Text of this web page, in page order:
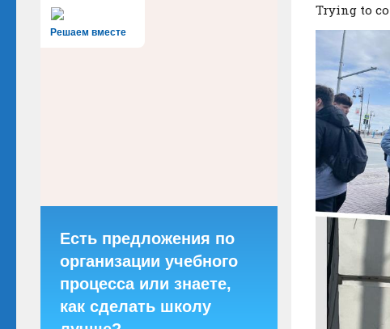
Trying to
Решаем вместе
Есть предложения по
организации учебного
процесса или знаете,
как сделать школу